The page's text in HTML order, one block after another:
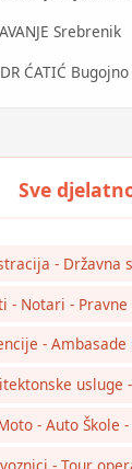
Srebrenik
ĆATIĆ Bugojno
- Državna
- Notari -
-
usluge
- Auto Škole